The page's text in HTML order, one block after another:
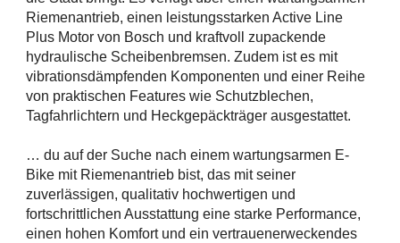
Riemenantrieb, einen leistungsstarken Active Line
Plus Motor von Bosch und kraftvoll zupackende
hydraulische Scheibenbremsen. Zudem ist es mit
vibrationsdämpfenden Komponenten und einer Reihe
von praktischen Features wie Schutzblechen,
Tagfahrlichtern und Heckgepäckträger ausgestattet.
… du auf der Suche nach einem wartungsarmen E-
Bike mit Riemenantrieb bist, das mit seiner
zuverlässigen, qualitativ hochwertigen und
fortschrittlichen Ausstattung eine starke Performance,
einen hohen Komfort und ein vertrauenerweckendes